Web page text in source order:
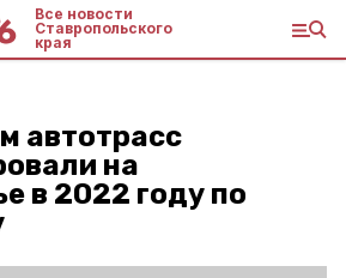
Все новости
Ставропольского
края
автотрасс
на
в 2022 году по